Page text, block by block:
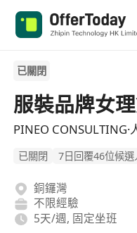
已關閉
服裝品牌女
PINEO
已關閉 7日回覆46位候選
銅鑼灣
不限經驗
5天/週, 固定坐班